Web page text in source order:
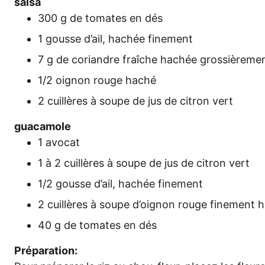
300 g de toma­tes en dés
1 gous­se d’ail, hachée finement
7 g de cori­and­re fraîche hachée
1/2 oignon rouge haché
2 cuil­lè­res à sou­pe de jus de citron vert
guaca­mo­le
1 avo­cat
1 à 2 cuil­lè­res à sou­pe de jus de citron vert
1/2 gous­se d’ail, hachée finement
2 cuil­lè­res à sou­pe d’oi­gnon rouge fine­ment
40 g de toma­tes en dés
Pré­pa­ra­ti­on: